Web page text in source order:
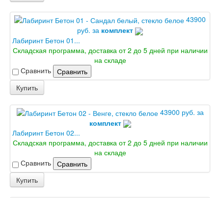
Двери АСД
Двери Ратибор
Двери Аргус
Тамбурные двери
Межкомнатные двери
Двери Альберо
Альянс
Геометрия
Графика
Классика
Лайн
Мегаполис ГЛ
Неоклассика Про
43900
руб. за комплект
Лабиринт Бетон 01...
Складская программа, доставка от 2 до 5 дней при наличии
на складе
Сравнить Сравнить
Купить
43900 руб. за
комплект
Лабиринт Бетон 02...
Складская программа, доставка от 2 до 5 дней при наличии
на складе
Сравнить Сравнить
Купить